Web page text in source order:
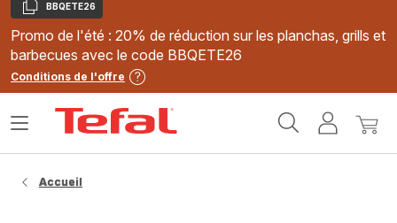
Copier
BBQETE26
Promo de l'été : 20% de réduction sur les planchas, grills et
barbecues avec le code BBQETE26
Conditions de l'offre
MonMon
Ouvrir
Accueil